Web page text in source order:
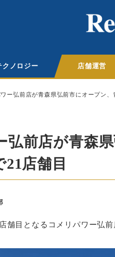
クノロジー 店舗運営
ー弘前店が青森県弘前市にオープン、
弘前店が青森
店舗目
舗目となるコメリパワー弘